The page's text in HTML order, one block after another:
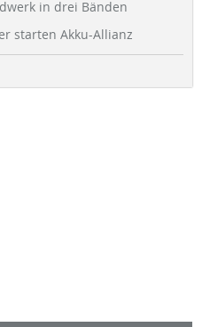
in drei Bänden
starten Akku-Allianz